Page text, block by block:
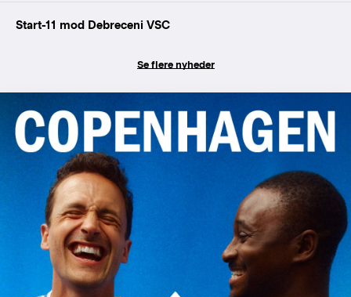
Start-11 mod Debreceni VSC
Se flere nyheder